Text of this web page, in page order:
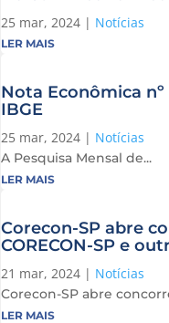
25 mar, 2024| Notícias
LER MAIS
Nota Econômica nº
IBGE
25 mar, 2024| Notícias
A Pesquisa Mensal de...
LER MAIS
Corecon-SP abre
CORECON-SP e
21 mar, 2024| Notícias
Corecon-SP abre
LER MAIS